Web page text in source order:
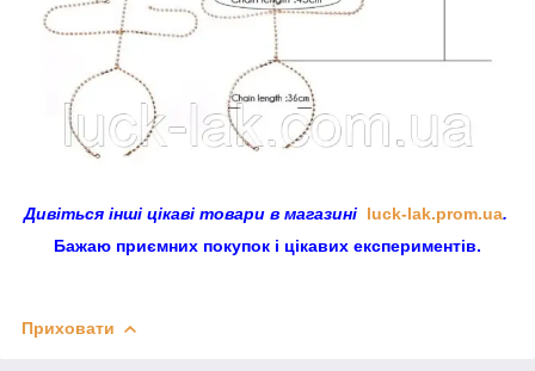
Дивіться інші цікаві товари в магазині luck-lak.prom.ua.
Бажаю приємних покупок і цікавих експериментів.
Приховати